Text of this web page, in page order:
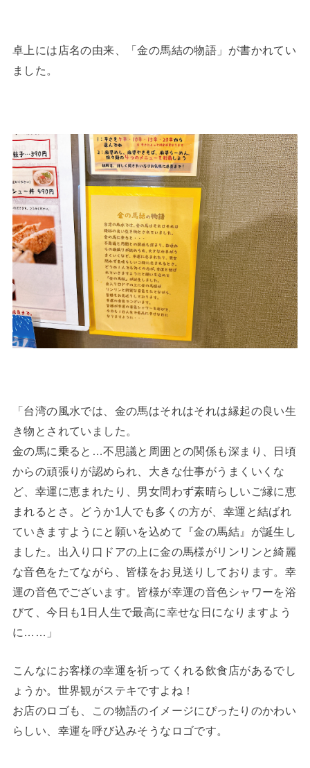
卓上には店名の由来、「金の馬結の物語」が書かれてい
ました。
「台湾の風水では、金の馬はそれはそれは縁起の良い生
き物とされていました。
金の馬に乗ると…不思議と周囲との関係も深まり、日頃
からの頑張りが認められ、大きな仕事がうまくいくな
ど、幸運に恵まれたり、男女問わず素晴らしいご縁に恵
まれるとさ。どうか1人でも多くの方が、幸運と結ばれ
ていきますようにと願いを込めて『金の馬結』が誕生し
ました。出入り口ドアの上に金の馬様がリンリンと綺麗
な音色をたてながら、皆様をお見送りしております。幸
運の音色でございます。皆様が幸運の音色シャワーを浴
びて、今日も1日人生で最高に幸せな日になりますよう
に……」
こんなにお客様の幸運を祈ってくれる飲食店があるでし
ょうか。世界観がステキですよね！
お店のロゴも、この物語のイメージにぴったりのかわい
らしい、幸運を呼び込みそうなロゴです。